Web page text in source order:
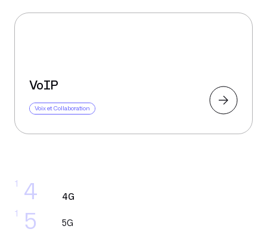
4
1
5
1
4G
5G
VoIP
Voix et Collaboration